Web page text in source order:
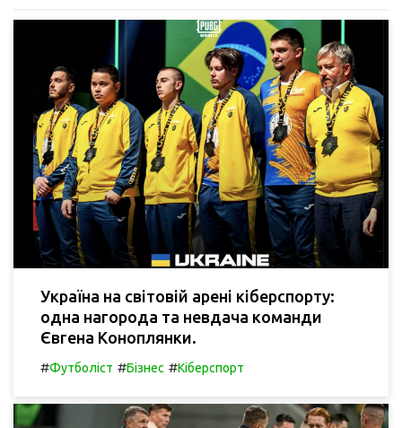
Україна на світовій арені кіберспорту:
одна нагорода та невдача команди
Євгена Коноплянки.
#Футболіст #Бізнес #Кіберспорт